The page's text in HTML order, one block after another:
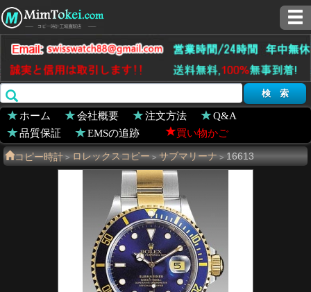
ホーム 会社概要 注文方法
Q&A
品質保証
EMSの追跡 買い物かご
コピー時計 > ロレックスコピー > サブマリーナ > 16613